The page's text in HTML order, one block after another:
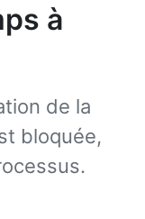
à
de la
bloquée,